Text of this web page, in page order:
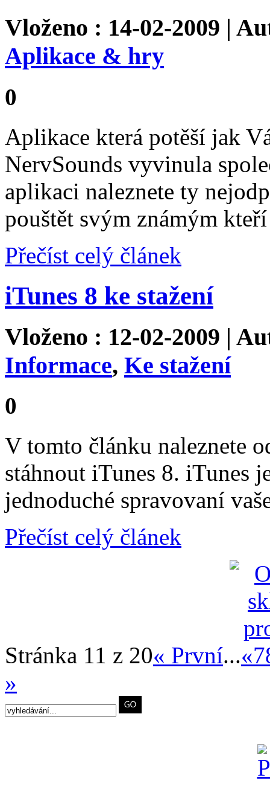
Vloženo : 14-02-2009 |
Aplikace & hry
0
Aplikace která potěší jak
NervSounds vyvinula
aplikaci naleznete ty
pouštět svým známým
Přečíst celý článek
iTunes 8 ke stažení
Vloženo : 12-02-2009 |
Informace, Ke stažení
0
V tomto článku naleznete
stáhnout iTunes 8. iTunes
jednoduché spravovaní
Přečíst celý článek
Stránka 11 z 20« První...«7
»